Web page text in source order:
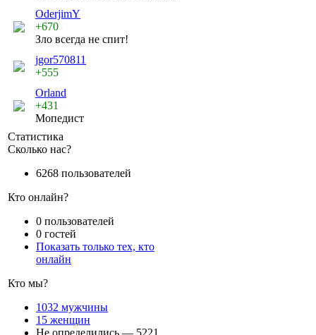
OderjimY
+670
Зло всегда не спит!
jgor570811
+555
Orland
+431
Мопедист
Статистика
Сколько нас?
6268 пользователей
Кто онлайн?
0 пользователей
0 гостей
Показать только тех, кто
онлайн
Кто мы?
1032 мужчины
15 женщин
Не определились — 5221